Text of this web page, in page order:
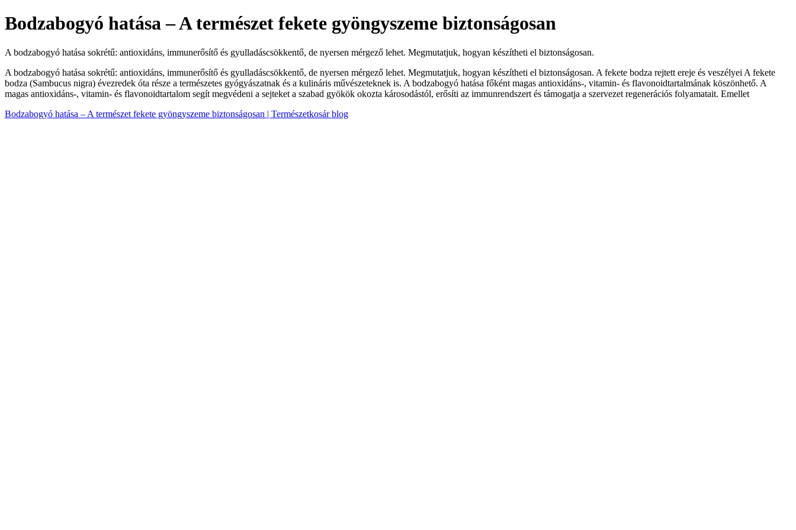
Bodzabogyó hatása – A természet fekete gyöngyszeme biztonságosan
A bodzabogyó hatása sokrétű: antioxidáns, immunerősítő és gyulladáscsökkentő, de nyersen mérgező lehet. Megmutatjuk, hogyan készítheti el biztonságosan.
A bodzabogyó hatása sokrétű: antioxidáns, immunerősítő és gyulladáscsökkentő, de nyersen mérgező lehet. Megmutatjuk, hogyan készítheti el biztonságosan. A fekete bodza rejtett ereje és veszélyei A fekete
bodza (Sambucus nigra) évezredek óta része a természetes gyógyászatnak és a kulináris művészeteknek is. A bodzabogyó hatása főként magas antioxidáns-, vitamin- és flavonoidtartalmának köszönhető. A
magas antioxidáns-, vitamin- és flavonoidtartalom segít megvédeni a sejteket a szabad gyökök okozta károsodástól, erősíti az immunrendszert és támogatja a szervezet regenerációs folyamatait. Emellet
Bodzabogyó hatása – A természet fekete gyöngyszeme biztonságosan | Természetkosár blog